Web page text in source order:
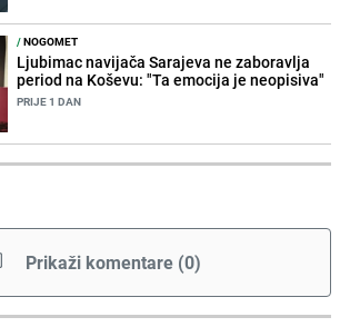
/NOGOMET
Ljubimac navijača Sarajeva ne zaboravlja
period na Koševu: "Ta emocija je neopisiva"
PRIJE 1 DAN
Prikaži komentare (0)